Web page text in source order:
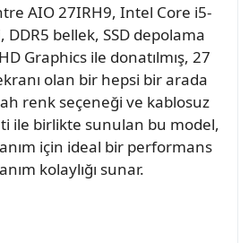
AIO 27IRH9, Intel Core i5-
DDR5 bellek, SSD depolama
Graphics ile donatılmış, 27
olan bir hepsi bir arada
renk seçeneği ve kablosuz
ile birlikte sunulan bu model,
için ideal bir performans
kolaylığı sunar.